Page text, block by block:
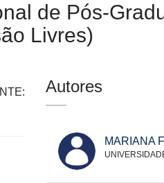
de Pós-
Livres)
Autores
MARIANA